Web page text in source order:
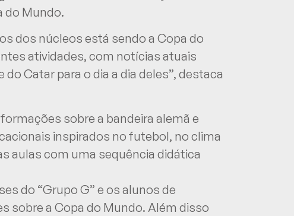
do Mundo.
dos núcleos está sendo a Copa do
atividades, com notícias atuais
Catar para o dia a dia deles”, destaca
sobre a bandeira alemã e
inspirados no futebol, no clima
aulas com uma sequência didática
do “Grupo G” e os alunos de
sobre a Copa do Mundo. Além disso